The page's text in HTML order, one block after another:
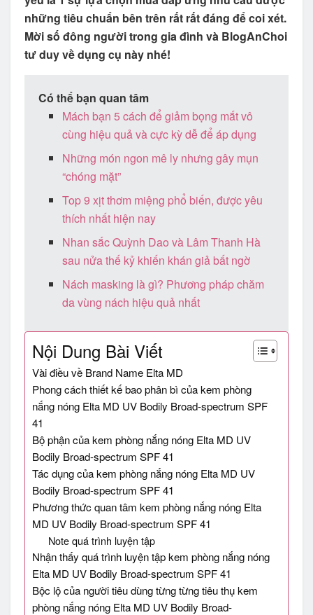
những tiêu chuẩn bên trên rất rất đáng để coi xét.
Mời số đông người trong gia đình và BlogAnChoi
tư duy về dụng cụ này nhé!
Có thể bạn quan tâm
Mách bạn 5 cách để giảm bọng mắt vô
cùng hiệu quả và cực kỳ dễ để áp dụng
Những món ngon mê ly nhưng gây mụn
“chóng mặt”
Top 9 xịt thơm miệng phổ biến, được yêu
thích nhất hiện nay
Nhan sắc Quỳnh Dao và Lâm Thanh Hà
sau nửa thế kỷ khiến khán giả bất ngờ
Nách masking là gì? Phương pháp chăm
da vùng nách hiệu quả nhất
Nội Dung Bài Viết
Vài điều về Brand Name Elta MD
Phong cách thiết kế bao phân bì của kem phòng
nắng nóng Elta MD UV Bodily Broad-spectrum SPF
41
Bộ phận của kem phòng nắng nóng Elta MD UV
Bodily Broad-spectrum SPF 41
Tác dụng của kem phòng nắng nóng Elta MD UV
Bodily Broad-spectrum SPF 41
Phương thức quan tâm kem phòng nắng nóng Elta
MD UV Bodily Broad-spectrum SPF 41
Note quá trình luyện tập
Nhận thấy quá trình luyện tập kem phòng nắng nóng
Elta MD UV Bodily Broad-spectrum SPF 41
Bộc lộ của người tiêu dùng từng từng tiêu thụ kem
phòng nắng nóng Elta MD UV Bodily Broad-